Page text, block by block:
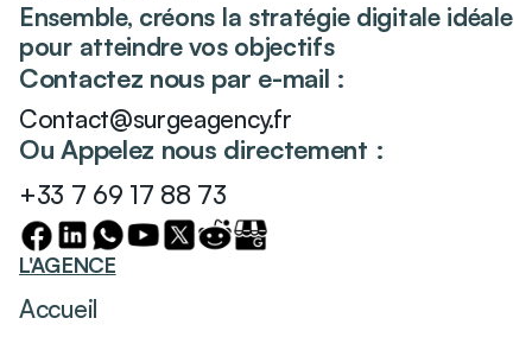
Ensemble, créons la stratégie digitale idéale
pour atteindre vos objectifs
Contactez nous par e-mail :
Contact@surgeagency.fr
Ou Appelez nous directement :
+33 7 69 17 88 73
L'AGENCE
Accueil